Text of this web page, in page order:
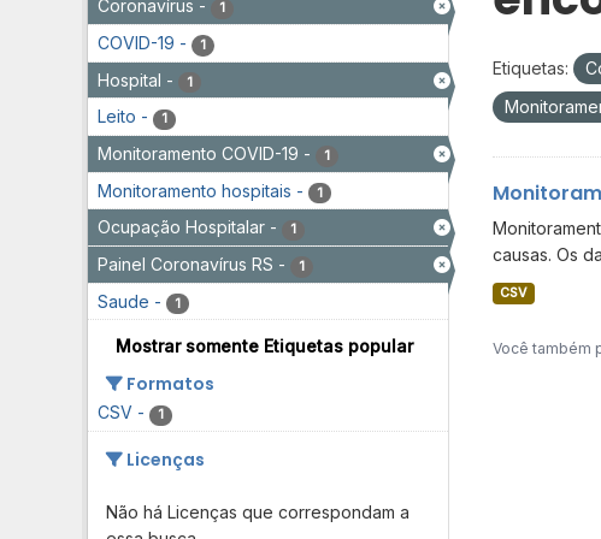
Coronavírus - 1
COVID-19 - 1
Hospital - 1
Leito - 1
Monitoramento COVID-19 - 1
Monitoramento hospitais - 1
Ocupação Hospitalar - 1
Painel Coronavírus RS - 1
Saude - 1
Mostrar somente Etiquetas popular
Formatos
CSV - 1
Licenças
Não há Licenças que correspondam a
Etiquetas:
causas. Os
CSV
Você também